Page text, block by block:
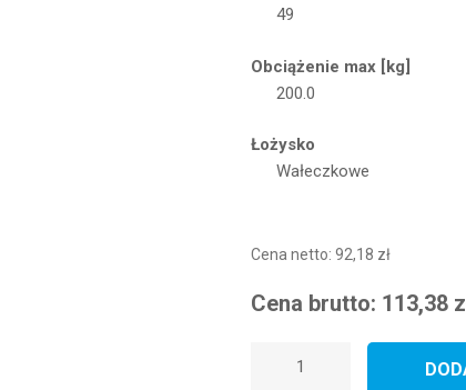
49
Obciążenie max [kg]
200.0
Łożysko
Wałeczkowe
Cena netto: 92,18 zł
Cena brutto: 113,38